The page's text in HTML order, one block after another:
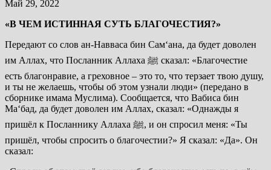
Май 29, 2022
«В ЧЕМ ИСТИННАЯ СУТЬ БЛАГОЧЕСТИЯ?»
Передают со слов ан-Навваса бин Сам‘ана, да будет доволен
им Аллах, что Посланник Аллаха ﷺ сказал: «Благочестие
есть благонравие, а греховное – это то, что терзает твою душу,
и ты не желаешь, чтобы об этом узнали люди» (передано в
сборнике имама Муслима). Сообщается, что Вабиса бин
Ма‘бад, да будет доволен им Аллах, сказал: «Однажды я
пришёл к Посланнику Аллаха ﷺ, и он спросил меня: «Ты
пришёл, чтобы спросить о благочестии?» Я сказал: «Да». Он
сказал: